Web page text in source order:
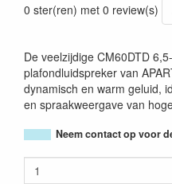
0 ster(ren) met 0 review(s)
De veelzijdige CM60DTD
plafondluidspreker van
dynamisch en warm geluid,
en spraakweergave van
Neem contact op voor